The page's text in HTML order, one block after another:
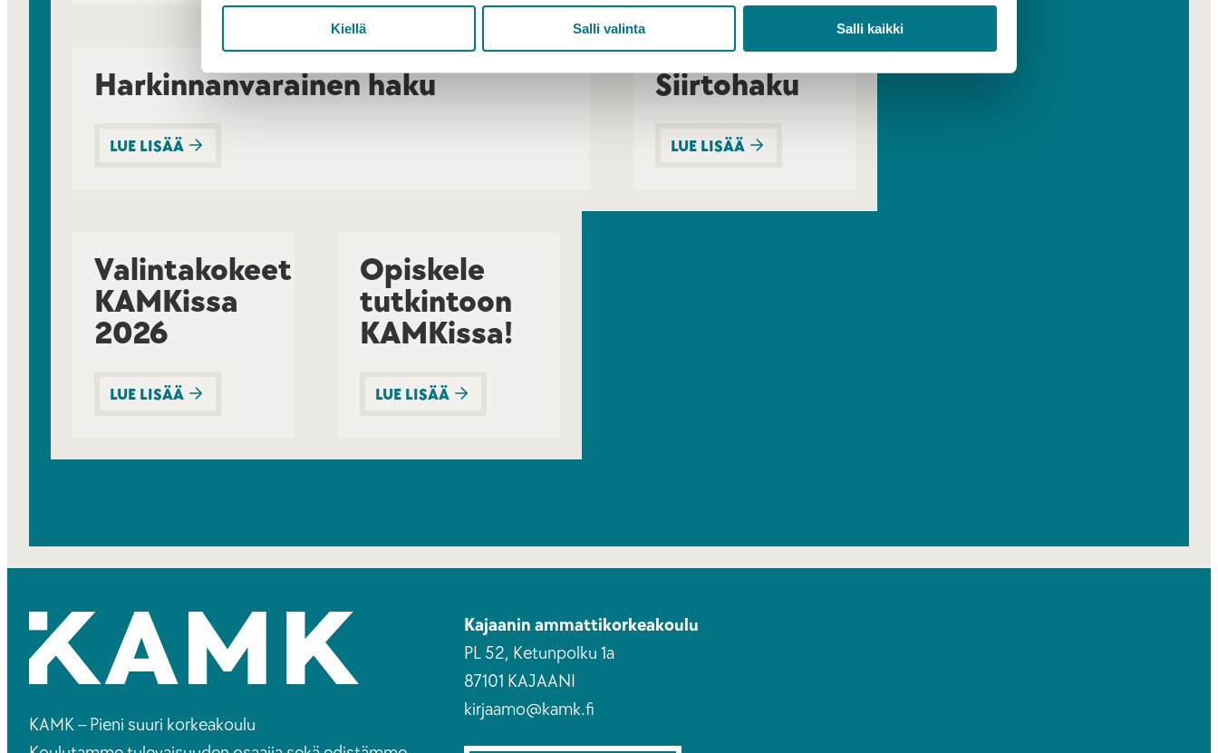
Kiellä Salli valinta Salli kaikki
Harkinnanvarainen haku
LUE LISÄÄ
Siirtohaku
LUE LISÄÄ
Valintakokeet
KAMKissa
2026
LUE LISÄÄ
Opiskele
tutkintoon
KAMKissa!
LUE LISÄÄ
KAMK – Pieni suuri korkeakoulu
Kajaanin ammattikorkeakoulu
PL 52, Ketunpolku 1a
87101 KAJAANI
kirjaamo@kamk.fi